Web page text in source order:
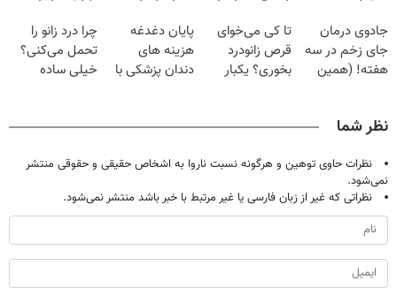
میلیون تومان!!!
(40%off)
کن
میلیون !
جادوی درمان
جای زخم در سه
هفته! (همین
تا کی می‌خوای
قرص زانودرد
بخوری؟ یکبار
پایان دغدغه
هزینه های
دندان پزشکی با
چرا درد زانو را
تحمل می‌کنی؟
خیلی ساده
نظر شما
نظرات حاوی توهین و هرگونه نسبت ناروا به اشخاص حقیقی و حقوقی منتشر
نمی‌شود.
نظراتی که غیر از زبان فارسی یا غیر مرتبط با خبر باشد منتشر نمی‌شود.